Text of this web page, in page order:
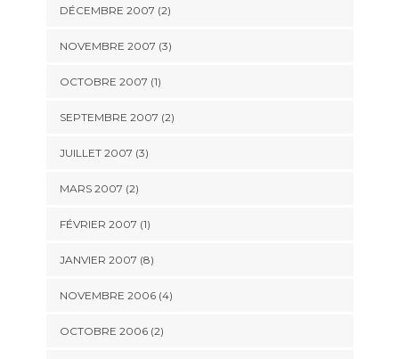
DÉCEMBRE 2007 (2)
NOVEMBRE 2007 (3)
OCTOBRE 2007 (1)
SEPTEMBRE 2007 (2)
JUILLET 2007 (3)
MARS 2007 (2)
FÉVRIER 2007 (1)
JANVIER 2007 (8)
NOVEMBRE 2006 (4)
OCTOBRE 2006 (2)